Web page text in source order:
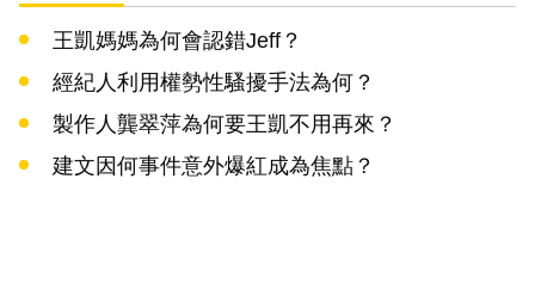
王凱媽媽為何會認錯Jeff？
經紀人利用權勢性騷擾手法為何？
製作人龔翠萍為何要王凱不用再來？
建文因何事件意外爆紅成為焦點？